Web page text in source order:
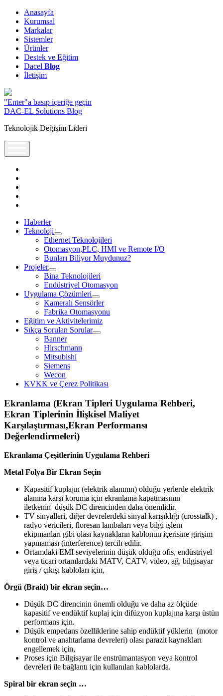
Anasayfa
Kurumsal
Markalar
Sistemler
Ürünler
Destek ve Eğitim
Dacel Blog
İletişim
"Enter"a basıp içeriğe geçin
DAC-EL Solutions Blog
Teknolojik Değişim Lideri
Haberler
Teknoloji
open
dropdown
menu
Ethernet Teknolojileri
Otomasyon,PLC, HMI ve Remote I/O
Bunları Biliyor Muydunuz?
Projeler
open
dropdown
menu
Bina Teknolojileri
Endüstriyel Otomasyon
Uygulama Çözümleri
open
dropdown
menu
Kameralı Sensörler
Fabrika Otomasyonu
Eğitim ve Aktivitelerimiz
Sıkça Sorulan Sorular
open
Banner
Hirschmann
Mitsubishi
Siemens
Wecon
KVKK ve Çerez Politikası
Ekranlama (Ekran Tipleri Uygulama Rehberi,
Ekran Tiplerinin İlişkisel Maliyet
Karşılaştırması,Ekran Performansı
Değerlendirmeleri)
Ekranlama Çeşitlerinin Uygulama Rehberi
Metal Folya Bir Ekran Seçin
Kapasitif kuplajın (elektrik alanının) olduğu yerlerde elektrik
alanına karşı koruma için ekranlama kapatmasının
iletkenin düşük DC direncinden daha önemlidir.
TV sinyalleri, diğer devrelerdeki sinyal karışıklığı (crosstalk) ,
radyo vericileri, floresan lambaları veya bilgi işlem
ekipmanları gibi olası kaynakların kablonun içerisine girişim
yapmaması (interference) tercih edilir.
Ortamdaki EMI seviyelerinin düşük olduğu ofis, endüstriyel
veya ticari ortamlardaki MATV, CATV, video, ağ, bilgisayar
giriş / çıkışı kabloları için,
Örgü (Braid) bir ekran seçin…
Düşük DC direncinin önemli olduğu ve daha az ölçüde
kapasitif ve endüktif kuplaj için difüzyon kuplajına karşı üstün
performans için.
Düşük empedans özelliklerine sahip endüktif yüklerin (motor
kontrol ve anahtarlama devreleri) olası parazit kaynakları
engellemek için,
Proses için Bilgisayar ile enstrümantasyon veya kontrol
devreleri ile bağlantı için kullanılan kablolarda.
Spiral bir ekran seçin …